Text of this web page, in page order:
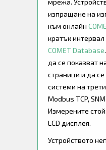
мрежа.
изпращане на
към онлайн
кратък
COMET Database
да се показват
страници и да
системи на
Modbus TCP,
Измерените
LCD дисплея.
Устройството